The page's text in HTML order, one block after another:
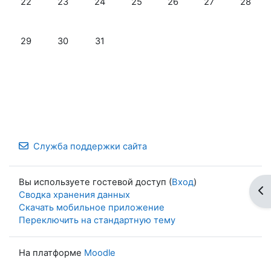
Нет событий, понедельник 29 декабря
29 Нет событий, вторник 30 декабря
30 Нет событий, среда 31 декабря
31
Служба поддержки сайта
Вы используете гостевой доступ (Вход)
Сводка хранения данных
Скачать мобильное приложение
Переключить на стандартную тему
На платформе Moodle